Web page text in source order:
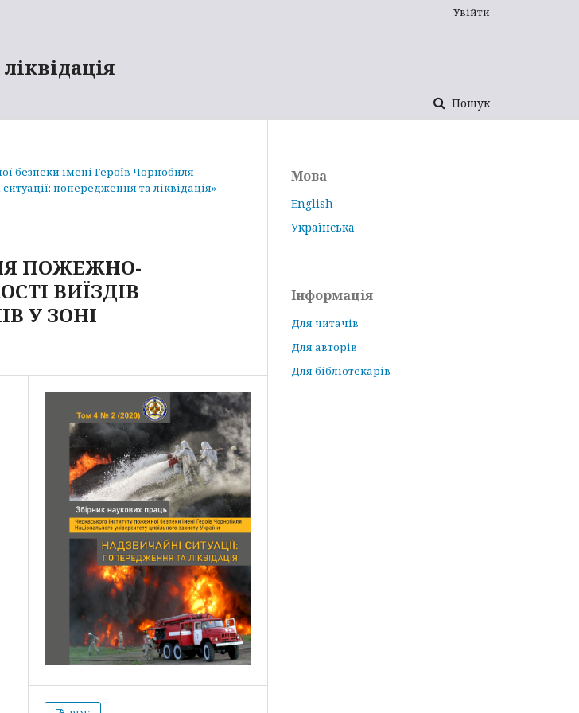
Пошук
Увійти
безпеки імені Героїв Чорнобиля
попередження та ліквідація»
ПОЖЕЖНО-
ВИЇЗДІВ
У ЗОНІ
Мова
English
Українська
Інформація
Для читачів
Для авторів
Для бібліотекарів